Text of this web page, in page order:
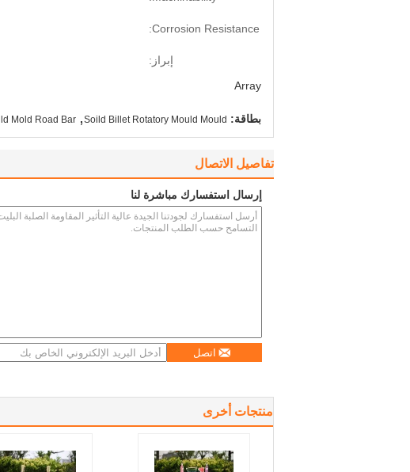
Corrosion Resistance:
إبراز:
Array
بطاقة: Soild Billet Rotatory Mould Mould
,
Mold Road Bar
تفاصيل الاتصال
إرسال استفسارك مباشرة لنا
اتصل
منتجات أخرى